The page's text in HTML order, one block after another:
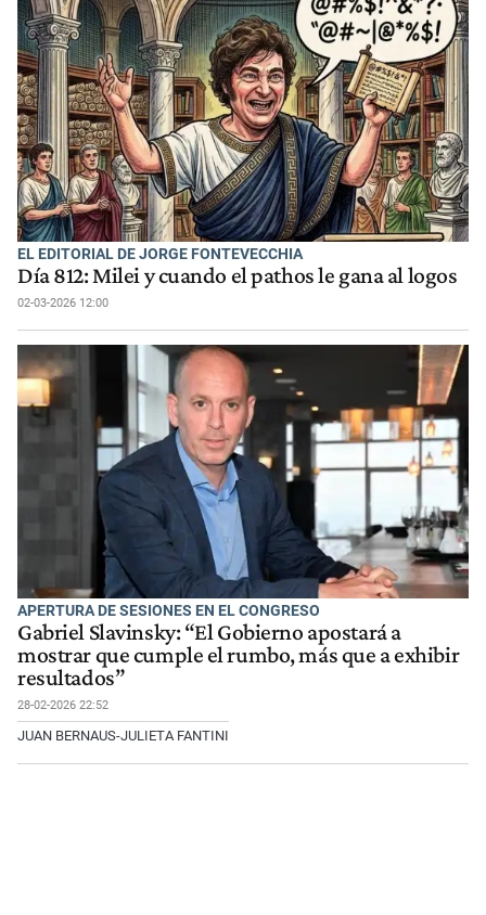
EL EDITORIAL DE JORGE FONTEVECCHIA
Día 812: Milei y cuando el pathos le gana al logos
02-03-2026 12:00
APERTURA DE SESIONES EN EL CONGRESO
Gabriel Slavinsky: “El Gobierno apostará a
mostrar que cumple el rumbo, más que a exhibir
resultados”
28-02-2026 22:52
JUAN BERNAUS-JULIETA FANTINI